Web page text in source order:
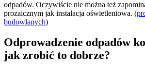
odpadów. Oczywiście nie można też
prozaicznym jak instalacja oświetleniowa. (
budowlanych)
Odprowadzenie odpadów
jak zrobić to dobrze?